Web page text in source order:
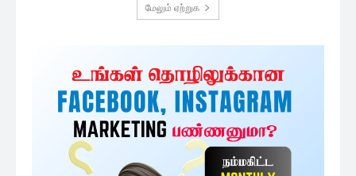
மேலும் ஏற்றுக